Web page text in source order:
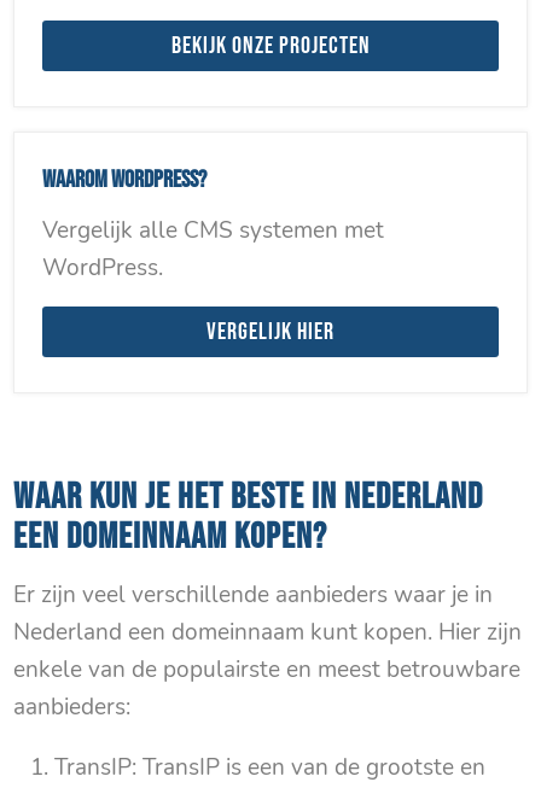
Bekijk onze projecten
Waarom WordPress?
Vergelijk alle CMS systemen met
WordPress.
Vergelijk hier
WAAR KUN JE HET BESTE IN NEDERLAND
EEN DOMEINNAAM KOPEN?
Er zijn veel verschillende aanbieders waar je in
Nederland een domeinnaam kunt kopen. Hier zijn
enkele van de populairste en meest betrouwbare
aanbieders:
TransIP: TransIP is een van de grootste en